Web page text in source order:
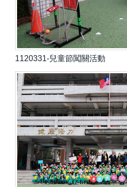
1120331-兒童節闖關活動